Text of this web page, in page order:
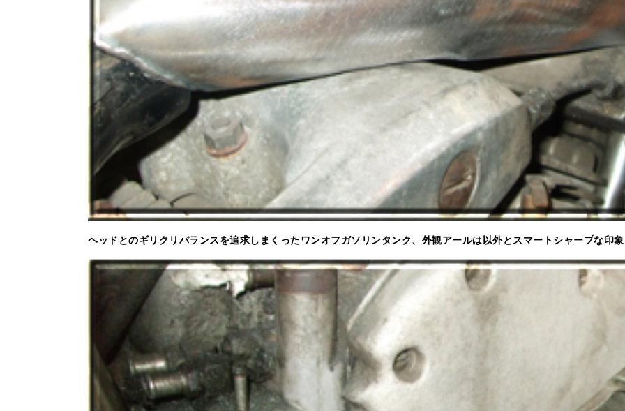
ヘッドとのギリクリバランスを追求しまくったワンオフガソリンタンク、外観アールは以外とスマートシャープな印